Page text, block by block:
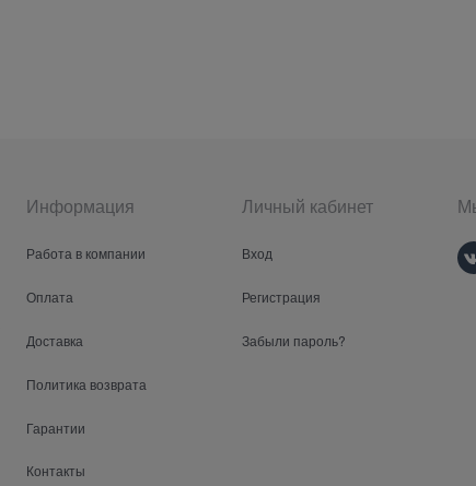
Информация
Работа в компании
Оплата
Доставка
Политика возврата
Гарантии
Контакты
Личный кабинет
Вход
Регистрация
Забыли пароль?